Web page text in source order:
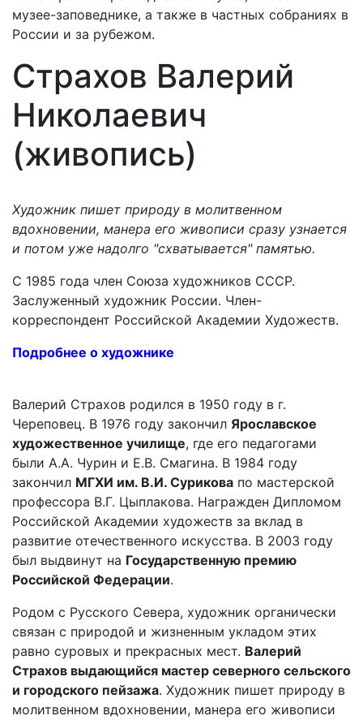
музее-заповеднике, а также в частных собраниях в
России и за рубежом.
Страхов Валерий
Николаевич
(живопись)
Художник пишет природу в молитвенном
вдохновении, манера его живописи сразу узнается
и потом уже надолго "схватывается" памятью.
С 1985 года член Союза художников СССР.
Заслуженный художник России. Член-
корреспондент Российской Академии Художеств.
Подробнее о художнике
Валерий Страхов родился в 1950 году в г.
Череповец. В 1976 году закончил Ярославское
художественное училище, где его педагогами
были А.А. Чурин и Е.В. Смагина. В 1984 году
закончил МГХИ им. В.И. Сурикова по мастерской
профессора В.Г. Цыплакова. Награжден Дипломом
Российской Академии художеств за вклад в
развитие отечественного искусства. В 2003 году
был выдвинут на Государственную премию
Российской Федерации.
Родом с Русского Севера, художник органически
связан с природой и жизненным укладом этих
равно суровых и прекрасных мест. Валерий
Страхов выдающийся мастер северного сельского
и городского пейзажа. Художник пишет природу в
молитвенном вдохновении, манера его живописи